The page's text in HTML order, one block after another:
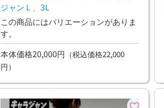
ジャンＬ、3L
この商品にはバリエーションがありま
す。
本体価格20,000円 （税込価格22,000
円）